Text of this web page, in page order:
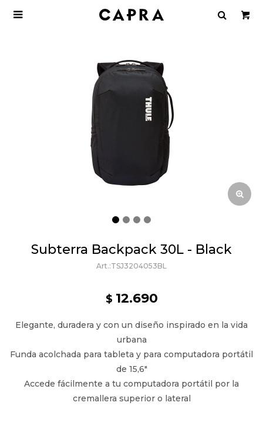

Subterra Backpack 30L - Black
TSJ3204053BL
$ 12.690
Elegante, duradera y con un diseño inspirado en la vida
urbana
Funda acolchada para tableta y para computadora portátil
de 15,6"
Accede fácilmente a tu computadora portátil por la
cremallera superior o lateral